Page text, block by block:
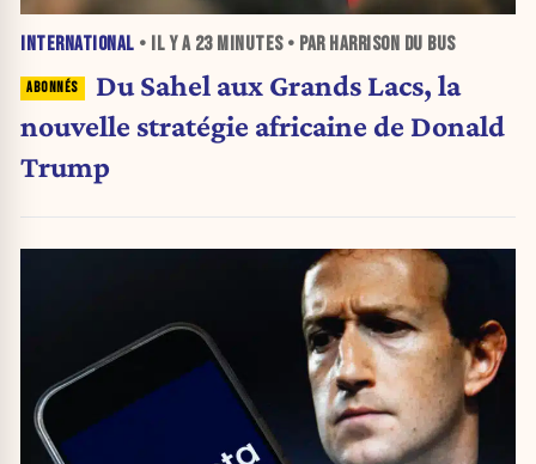
INTERNATIONAL • IL Y A 23 MINUTES• PAR HARRISON DU BUS
Du Sahel aux Grands Lacs, la
nouvelle stratégie africaine de Donald
Trump